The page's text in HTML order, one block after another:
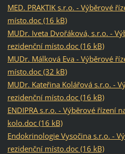
MED. PRAKTIK s.r.o. - Výběrové
místo.doc (16 kB)
MUDr. Iveta Dvořáková, s.r.o. -
rezidenční místo.doc (16 kB)
MUDr. Málková Eva - Výběrové
místo.doc (32 kB)
MUDr. Kateřina Kolářová s.r.o. -
rezidenční místo.doc (16 kB)
ENDIPRA s.r.o. - Výběrové řízení
kolo.doc (16 kB)
Endokrinologie Vysočina s.r.o. -
rezidenční místo.doc (16 kB)